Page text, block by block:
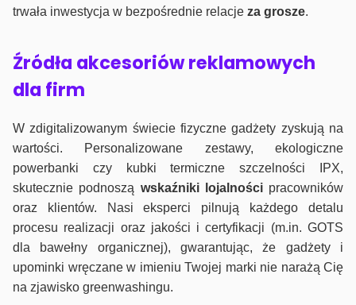
trwała inwestycja w bezpośrednie relacje za grosze.
Źródła akcesoriów reklamowych
dla firm
W zdigitalizowanym świecie fizyczne gadżety zyskują na
wartości. Personalizowane zestawy, ekologiczne
powerbanki czy kubki termiczne szczelności IPX,
skutecznie podnoszą wskaźniki lojalnościpracowników
oraz klientów. Nasi eksperci pilnują każdego detalu
procesu realizacji oraz jakości i certyfikacji (m.in. GOTS
dla bawełny organicznej), gwarantując, że gadżety i
upominki wręczane w imieniu Twojej marki nie narażą Cię
na zjawisko greenwashingu.